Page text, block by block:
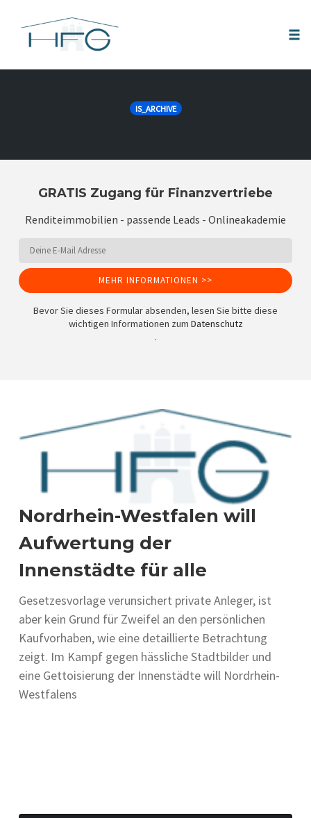
IS_ARCHIVE
GRATIS Zugang für Finanzvertriebe
Renditeimmobilien - passende Leads - Onlineakademie
MEHR INFORMATIONEN >>
Bevor Sie dieses Formular absenden, lesen Sie bitte diese
wichtigen Informationen zum Datenschutz
.
Nordrhein-Westfalen will
Aufwertung der
Innenstädte für alle
Gesetzesvorlage verunsichert private Anleger, ist
aber kein Grund für Zweifel an den persönlichen
Kaufvorhaben, wie eine detaillierte Betrachtung
zeigt. Im Kampf gegen hässliche Stadtbilder und
eine Gettoisierung der Innenstädte will Nordrhein-
Westfalens